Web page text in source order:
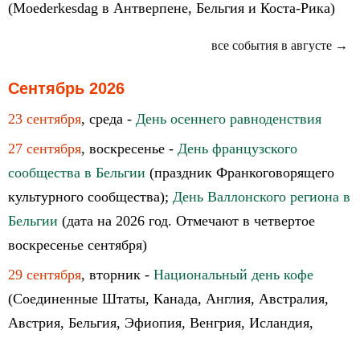
(Moederkesdag в Антверпене, Бельгия и Коста-Рика)
все события в августе →
Сентябрь 2026
23 сентября, среда - День осеннего равноденствия
27 сентября, воскресенье - День французского
сообщества в Бельгии (праздник Франкоговорящего
культурного сообщества); День Валлонского региона в
Бельгии (дата на 2026 год. Отмечают в четвертое
воскресенье сентября)
29 сентября, вторник - Национальный день кофе
(Соединенные Штаты, Канада, Англия, Австралия,
Австрия, Бельгия, Эфиопия, Венгрия, Исландия,